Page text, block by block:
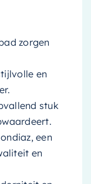
zorgen
en
stuk
een
en